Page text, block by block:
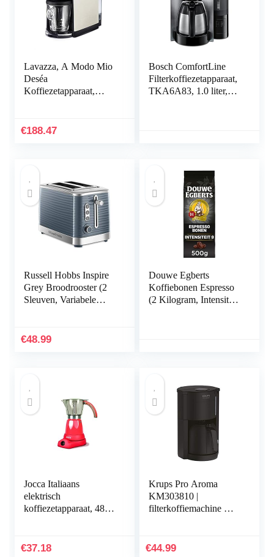
Lavazza, A Modo Mio
Deséa
Koffiezetapparaat,
touch-interface,
dige accessoires, 1500
W, 220-240 V,
€188.47
Bosch ComfortLine
Filterkoffiezetapparaat,
TKA6A83, 1.0 liter,
Russell Hobbs Inspire
Grey Broodrooster (2
Sleuven, Variabele
Annuleren,
€48.99
Douwe Egberts
Koffiebonen Espresso
(2 Kilogram, Intensiteit
Jocca Italiaans
elektrisch
koffiezetapparaat, 480
€37.18
Krups Pro Aroma
KM303810 |
filterkoffiemachine met
voor 10-15 kopjes
€44.99